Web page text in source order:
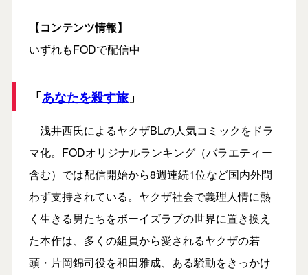
【コンテンツ情報】
いずれもFODで配信中
「あなたを殺す旅」
浅井西氏によるヤクザBLの人気コミックをドラ
マ化。FODオリジナルランキング（バラエティー
含む）では配信開始から8週連続1位など国内外問
わず支持されている。ヤクザ社会で義理人情に熱
く生きる男たちをボーイズラブの世界に置き換え
た本作は、多くの組員から愛されるヤクザの若
頭・片岡錦司役を和田雅成、ある騒動をきっかけ